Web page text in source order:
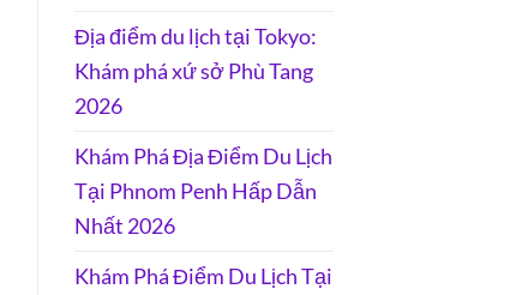
Địa điểm du lịch tại Tokyo:
Khám phá xứ sở Phù Tang
2026
Khám Phá Địa Điểm Du Lịch
Tại Phnom Penh Hấp Dẫn
Nhất 2026
Khám Phá Điểm Du Lịch Tại